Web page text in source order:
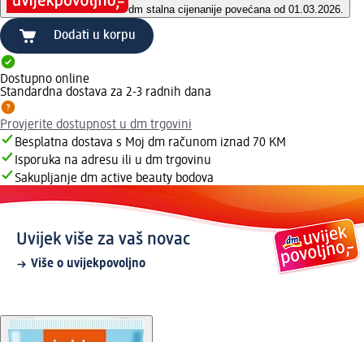
dm stalna cijenanije povećana od 01.03.2026.
Dodati u korpu
Dostupno online
Standardna dostava za 2-3 radnih dana
Provjerite dostupnost u dm trgovini
Besplatna dostava s Moj dm računom iznad 70 KM
Isporuka na adresu ili u dm trgovinu
Sakupljanje dm active beauty bodova
Uvijek više za vaš novac
Više o uvijekpovoljno